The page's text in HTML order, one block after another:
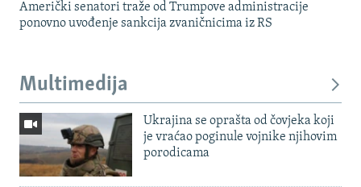
Američki senatori traže od Trumpove administracije
ponovno uvođenje sankcija zvaničnicima iz RS
Multimedija
Ukrajina se oprašta od čovjeka koji
je vraćao poginule vojnike njihovim
porodicama